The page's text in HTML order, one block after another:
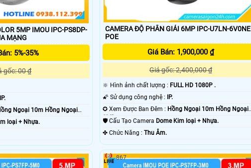
5MP IMOU IPC-PS8DP-
MẠNG
5%-35%
gốc: 00 ₫
IP.
Ngoại 10m Hồng Ngoại
loại + Nhựa.
CAMERA ĐỘ PHÂN GIẢI 6MP IPC-U7LN-6V0NE
POE
Giá Bán: 1,900,000 ₫
Giá gốc: 2,400,000 ₫
🔆 Hình ảnh chất lượng : FULL HD 1080P .
🌠 Sử dụng công nghệ : IP.
✪ Xem Được Ban Đêm : Hồng Ngoại 10m Hồng Ngoại
SMD.🛡 Cấu Tạo Camera Dome Kim loại + Nhựa.
️✤ Chức Năng :Thu Âm.
867